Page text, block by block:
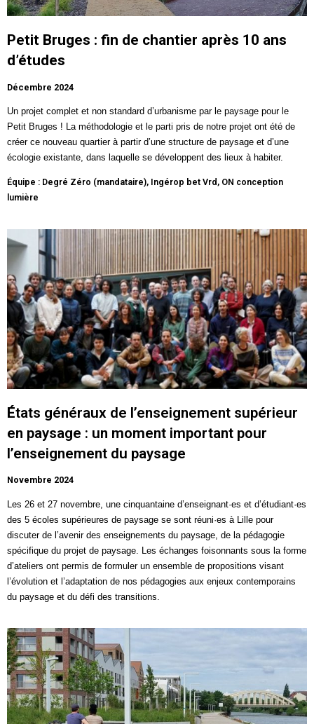
Petit Bruges : fin de chantier après 10 ans
d’études
Décembre 2024
Un projet complet et non standard d’urbanisme par le paysage pour le
Petit Bruges ! La méthodologie et le parti pris de notre projet ont été de
créer ce nouveau quartier à partir d’une structure de paysage et d’une
écologie existante, dans laquelle se développent des lieux à habiter.
Équipe : Degré Zéro (mandataire), Ingérop bet Vrd, ON conception
lumière
États généraux de l’enseignement supérieur
en paysage : un moment important pour
l’enseignement du paysage
Novembre 2024
Les 26 et 27 novembre, une cinquantaine d’enseignant·es et d’étudiant·es
des 5 écoles supérieures de paysage se sont réuni·es à Lille pour
discuter de l’avenir des enseignements du paysage , de la pédagogie
spécifique du projet de paysage. Les échanges foisonnants sous la forme
d’ateliers ont permis de formuler un ensemble de propositions visant
l’évolution et l’adaptation de nos pédagogies aux enjeux contemporains
du paysage et du défi des transitions.